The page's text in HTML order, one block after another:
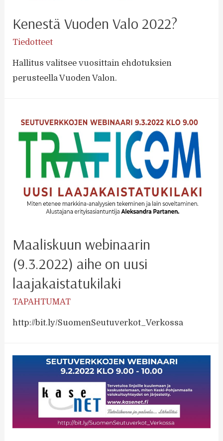
Kenestä Vuoden Valo 2022?
Tiedotteet
Hallitus valitsee vuosittain ehdotuksien
perusteella Vuoden Valon.
Maaliskuun webinaarin
(9.3.2022) aihe on uusi
laajakaistatukilaki
TAPAHTUMAT
http://bit.ly/SuomenSeutuverkot_Verkossa